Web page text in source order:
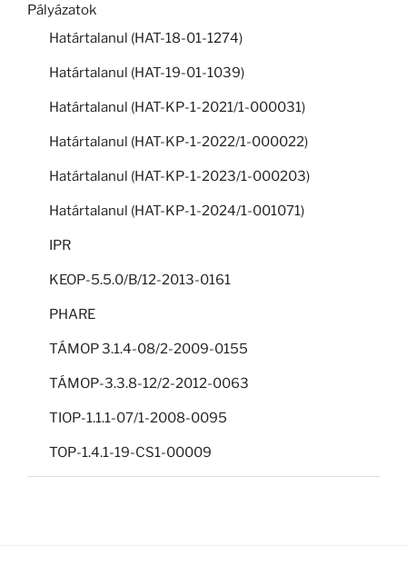
Pályázatok
Határtalanul (HAT-18-01-1274)
Határtalanul (HAT-19-01-1039)
Határtalanul (HAT-KP-1-2021/1-000031)
Határtalanul (HAT-KP-1-2022/1-000022)
Határtalanul (HAT-KP-1-2023/1-000203)
Határtalanul (HAT-KP-1-2024/1-001071)
IPR
KEOP-5.5.0/B/12-2013-0161
PHARE
TÁMOP 3.1.4-08/2-2009-0155
TÁMOP-3.3.8-12/2-2012-0063
TIOP-1.1.1-07/1-2008-0095
TOP-1.4.1-19-CS1-00009